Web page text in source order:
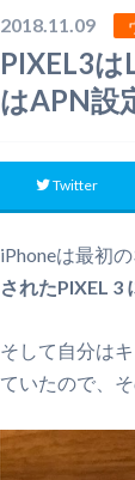
2018.11.09
PIXEL3
はAPN設
Twitter
iPhoneは最初
されたPIXEL 3
そして自分は
ていたので、